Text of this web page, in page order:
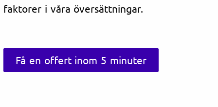
faktorer i våra översättningar.
Få en offert inom 5 minuter